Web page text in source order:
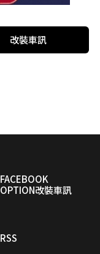
改裝車訊
FACEBOOK
OPTION改裝車訊
RSS